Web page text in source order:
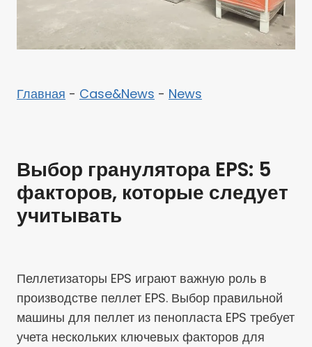
Главная - Case&News - News
Выбор гранулятора EPS: 5
факторов, которые следует
учитывать
Пеллетизаторы EPS играют важную роль в
производстве пеллет EPS. Выбор правильной
машины для пеллет из пенопласта EPS требует
учета нескольких ключевых факторов для